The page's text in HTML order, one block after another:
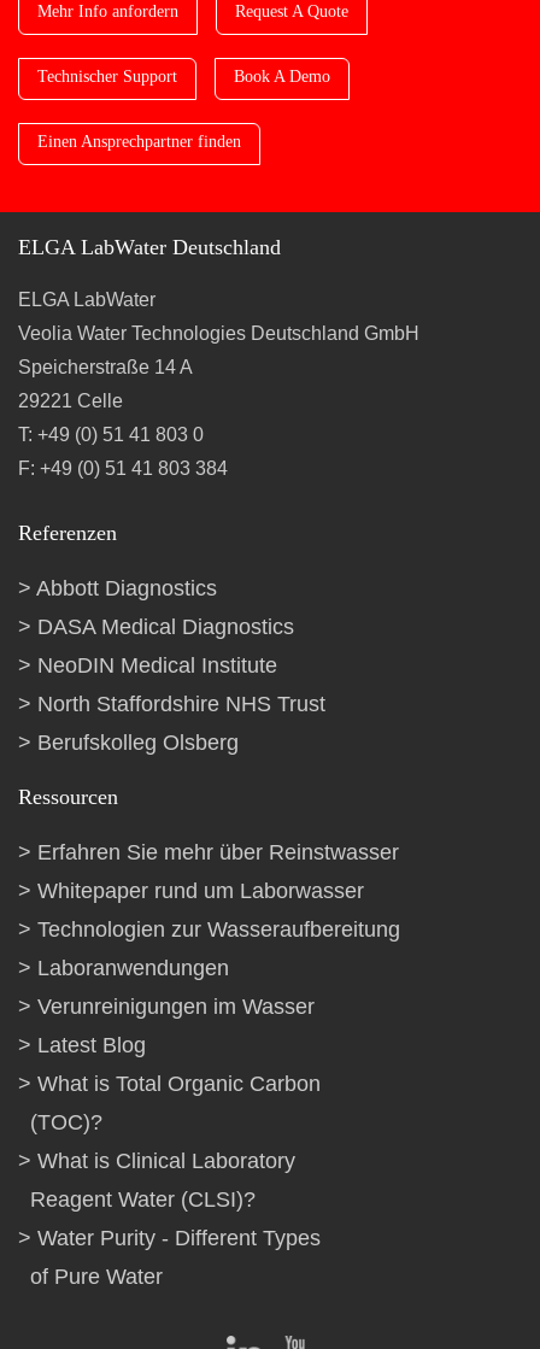
Mehr Info anfordern Request A Quote
Technischer Support Book A Demo
Einen Ansprechpartner finden
ELGA LabWater Deutschland
ELGA LabWater
Veolia Water Technologies Deutschland GmbH
Speicherstraße 14 A
29221 Celle
T: +49 (0) 51 41 803 0
F: +49 (0) 51 41 803 384
Referenzen
Abbott Diagnostics
DASA Medical Diagnostics
NeoDIN Medical Institute
North Staffordshire NHS Trust
Berufskolleg Olsberg
Ressourcen
Erfahren Sie mehr über Reinstwasser
Whitepaper rund um Laborwasser
Technologien zur Wasseraufbereitung
Laboranwendungen
Verunreinigungen im Wasser
Latest Blog
What is Total Organic Carbon
(TOC)?
What is Clinical Laboratory
Reagent Water (CLSI)?
Water Purity - Different Types
of Pure Water